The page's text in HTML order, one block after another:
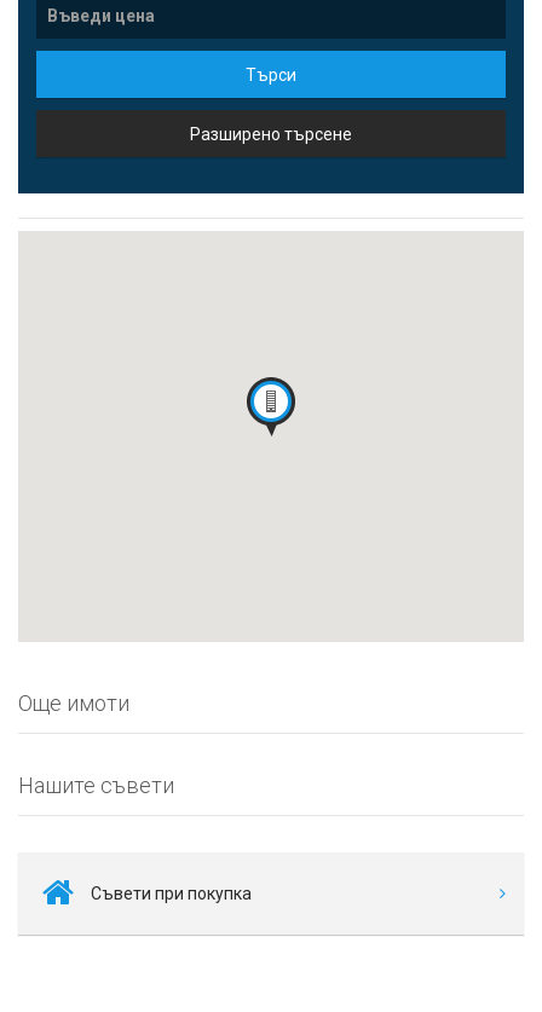
Търси
Разширено търсене
Още имоти
Нашите съвети
Съвети при покупка